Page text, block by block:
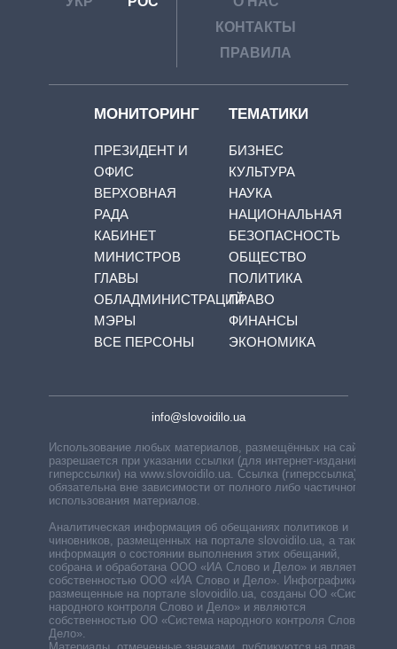
КОНТАКТЫ
ПРАВИЛА
МОНИТОРИНГ
ПРЕЗИДЕНТ И
ОФИС
ВЕРХОВНАЯ
РАДА
КАБИНЕТ
МИНИСТРОВ
ГЛАВЫ
ОБЛАДМИНИСТРАЦИЙ
МЭРЫ
ВСЕ ПЕРСОНЫ
ТЕМАТИКИ
БИЗНЕС
КУЛЬТУРА
НАУКА
НАЦИОНАЛЬНАЯ
БЕЗОПАСНОСТЬ
ОБЩЕСТВО
ПОЛИТИКА
ПРАВО
ФИНАНСЫ
ЭКОНОМИКА
info@slovoidilo.ua
Использование любых материалов, размещённых на сайте,
разрешается при указании ссылки (для интернет-изданий —
гиперссылки) на www.slovoidilo.ua. Ссылка (гиперссылка)
обязательна вне зависимости от полного либо частичного
использования материалов.
Аналитическая информация об обещаниях политиков и
чиновников, размещенных на портале slovoidilo.ua, а также
информация о состоянии выполнения этих обещаний,
собрана и обработана ООО «ИА Слово и Дело» и является
собственностью ООО «ИА Слово и Дело». Инфографики,
размещенные на портале slovoidilo.ua, созданы ОО «Система
народного контроля Слово и Дело» и являются
собственностью ОО «Система народного контроля Слово и
Дело».